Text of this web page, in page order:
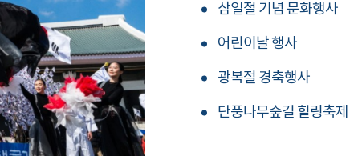
삼일절 기념 문화행사
어린이날 행사
광복절 경축행사
단풍나무숲길 힐링축제